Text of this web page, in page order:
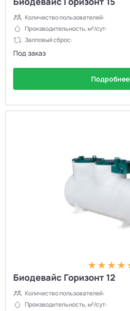
Количество пользователей:
Производительность, м³/сут:
Залповый сброс:
Под заказ
Подробнее
Биодевайс Горизонт 12
Количество пользователей:
Производительность, м³/сут: